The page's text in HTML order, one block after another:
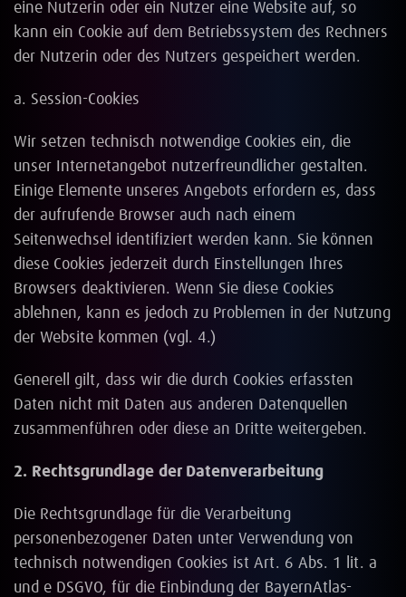
eine Nutzerin oder ein Nutzer eine Website auf, so
kann ein Cookie auf dem Betriebssystem des Rechners
der Nutzerin oder des Nutzers gespeichert werden.
a. Session-Cookies
Wir setzen technisch notwendige Cookies ein, die
unser Internetangebot nutzerfreundlicher gestalten.
Einige Elemente unseres Angebots erfordern es, dass
der aufrufende Browser auch nach einem
Seitenwechsel identifiziert werden kann. Sie können
diese Cookies jederzeit durch Einstellungen Ihres
Browsers deaktivieren. Wenn Sie diese Cookies
ablehnen, kann es jedoch zu Problemen in der Nutzung
der Website kommen (vgl. 4.)
Generell gilt, dass wir die durch Cookies erfassten
Daten nicht mit Daten aus anderen Datenquellen
zusammenführen oder diese an Dritte weitergeben.
2. Rechtsgrundlage der Datenverarbeitung
Die Rechtsgrundlage für die Verarbeitung
personenbezogener Daten unter Verwendung von
technisch notwendigen Cookies ist Art. 6 Abs. 1 lit. a
und e DSGVO, für die Einbindung der BayernAtlas-